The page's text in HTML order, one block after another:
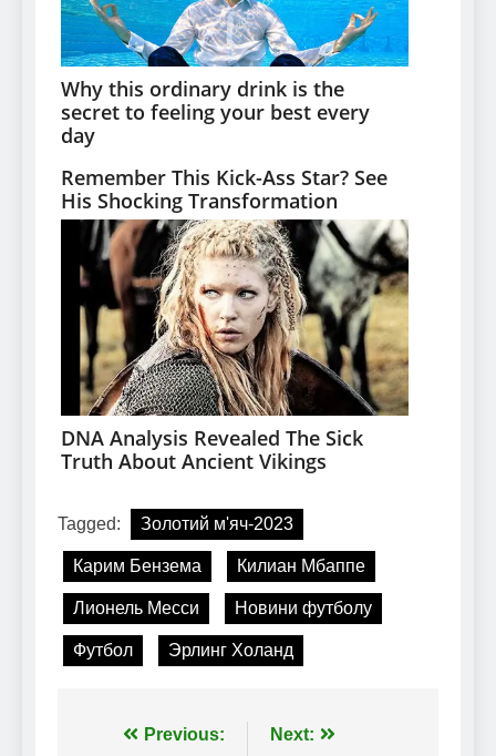
Tagged: Золотий м'яч-2023
Карим Бензема Килиан Мбаппе
Лионель Месси Новини футболу
Футбол Эрлинг Холанд
Навігація
Previous: Next: